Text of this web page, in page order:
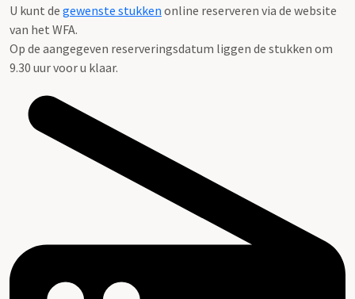
U kunt de gewenste stukken online reserveren via de website
van het WFA.
Op de aangegeven reserveringsdatum liggen de stukken om
9.30 uur voor u klaar.